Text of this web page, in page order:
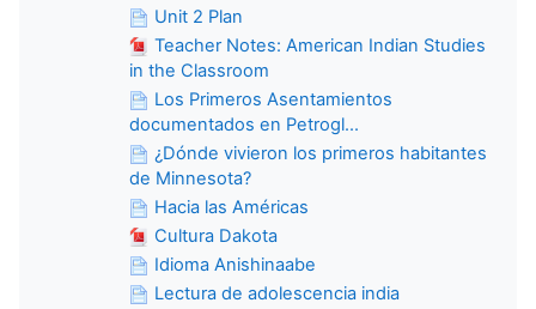
Unit 2 Plan
Teacher Notes: American Indian Studies
in the Classroom
Los Primeros Asentamientos
documentados en Petrogl...
¿Dónde vivieron los primeros habitantes
de Minnesota?
Hacia las Américas
Cultura Dakota
Idioma Anishinaabe
Lectura de adolescencia india